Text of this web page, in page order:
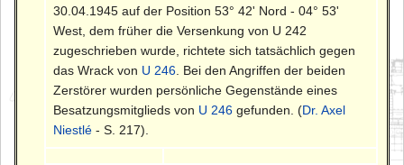
30.04.1945 auf der Position 53° 42' Nord - 04° 53'
West, dem früher die Versenkung von U 242
zugeschrieben wurde, richtete sich tatsächlich gegen
das Wrack von U 246 . Bei den Angriffen der beiden
Zerstörer wurden persönliche Gegenstände eines
Besatzungsmitglieds von U 246 gefunden. (Dr. Axel
Niestlé - S. 217).